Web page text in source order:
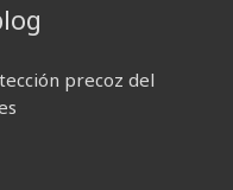
precoz del